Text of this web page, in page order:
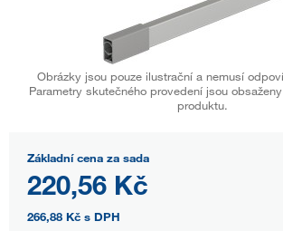
Obrázky jsou pouze ilustrační a nemusí
Parametry skutečného provedení jsou
produktu.
Základní cena za sada
220,56 Kč
266,88 Kč s DPH